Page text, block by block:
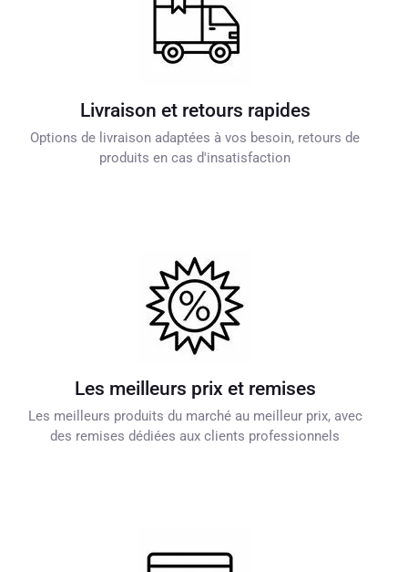
Livraison et retours rapides
Options de livraison adaptées à vos besoin, retours de
produits en cas d'insatisfaction
Les meilleurs prix et remises
Les meilleurs produits du marché au meilleur prix, avec
des remises dédiées aux clients professionnels